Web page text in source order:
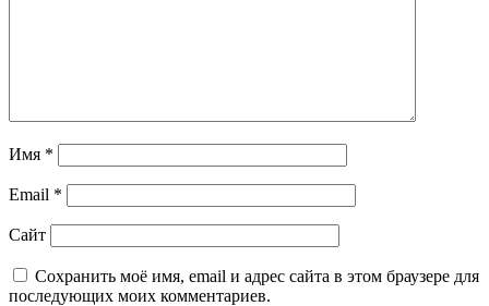
Имя *
Email *
Сайт
Сохранить моё имя, email и адрес сайта в этом браузере для
последующих моих комментариев.